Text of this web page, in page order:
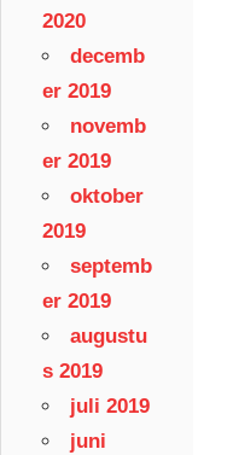
2020
decemb
er 2019
novemb
er 2019
oktober
2019
septemb
er 2019
augustu
s 2019
juli 2019
juni